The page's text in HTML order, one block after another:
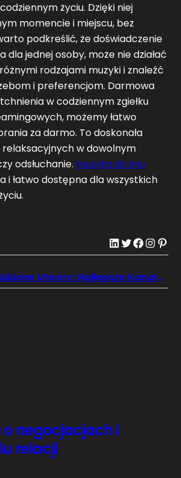
życiu. Dzięki niej
momencie i miejscu, bez
podkreślić, że doświadczenie
dla jednej osoby, może nie działać
rodzajami muzyki i znaleźć
i preferencjom. Darmowa
w codziennym zgiełku
możemy łatwo
za darmo. To doskonała
w dowolnym
odsłuchanie. muzyka do snu
i łatwo dostępna dla wszystkich
LinkedIn Twitter Facebook Instagram Pinterest
Odkryj Swoje Ulubione Utwory: Najlepsze Kanały i Platformy z Darmową Muzyką Relaksacyjną
negocjacjach i
relacji